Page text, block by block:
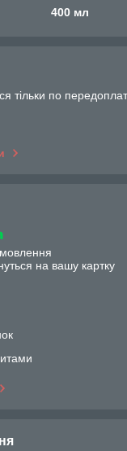
400 мл
тільки по
на вашу картку